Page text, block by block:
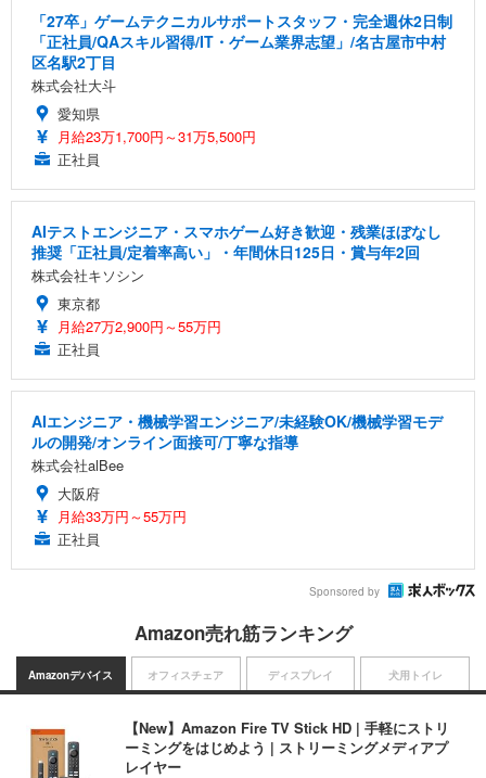
「27卒」ゲームテクニカルサポートスタッフ・完全週休2日制
「正社員/QAスキル習得/IT・ゲーム業界志望」/名古屋市中村
区名駅2丁目
株式会社大斗
愛知県
月給23万1,700円～31万5,500円
正社員
AIテストエンジニア・スマホゲーム好き歓迎・残業ほぼなし
推奨「正社員/定着率高い」・年間休日125日・賞与年2回
株式会社キソシン
東京都
月給27万2,900円～55万円
正社員
AIエンジニア・機械学習エンジニア/未経験OK/機械学習モデ
ルの開発/オンライン面接可/丁寧な指導
株式会社alBee
大阪府
月給33万円～55万円
正社員
Sponsored by
Amazon売れ筋ランキング
Amazonデバイス
【New】Amazon Fire TV Stick HD | 手軽にストリ
ーミングをはじめよう | ストリーミングメディアプ
レイヤー
オフィスチェア ディスプレイ 犬用トイレ